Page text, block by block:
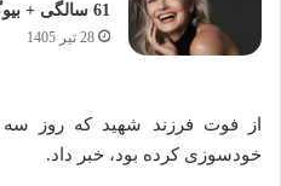
61 سالگی + بیوگرافی
28 تیر 1405
از فوت فرزند شهید که روز سه
خودسوزی کرده بود، خبر داد.